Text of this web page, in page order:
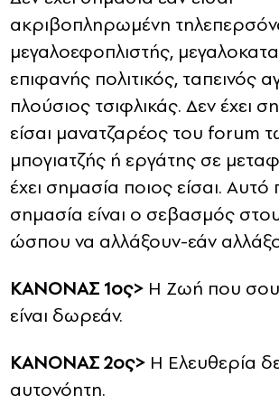
ακριβοπληρωμένη
μεγαλοεφοπλιστής,
επιφανής πολιτικός, ταπεινός
πλούσιος τσιφλικάς. Δεν έχει
είσαι μανατζαρέος του forum
μπογιατζής ή εργάτης σε
έχει σημασία ποιος είσαι. Αυτό
σημασία είναι ο σεβασμός
ώσπου να αλλάξουν-εάν
ΚΑΝΟΝΑΣ 1ος> Η Ζωή που
είναι δωρεάν.
ΚΑΝΟΝΑΣ 2ος> Η Ελευθερία
αυτονόητη.